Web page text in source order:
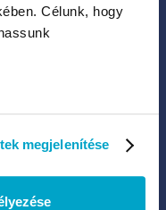
Célunk, hogy
megjelenítése
akciókról, különleges